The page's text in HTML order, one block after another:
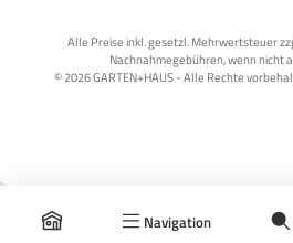
Navigation
Alle Preise inkl. gesetzl. Mehrwertsteuer
Nachnahmegebühren, wenn nicht
© 2026 GARTEN+HAUS - Alle Rechte